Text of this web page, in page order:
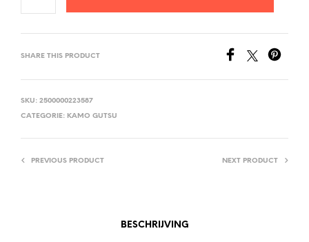
SHARE THIS PRODUCT
SKU: 2500000223587
CATEGORIE: KAMO GUTSU
PREVIOUS PRODUCT NEXT PRODUCT
BESCHRIJVING